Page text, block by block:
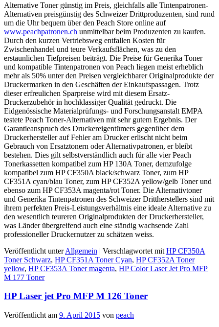
Alternative Toner günstig im Preis, gleichfalls alle Tintenpatronen-
Alternativen preisgünstig des Schweizer Drittproduzenten, sind rund
um die Uhr bequem über den Peach Store online auf
www.peachpatronen.ch unmittelbar beim Produzenten zu kaufen.
Durch den kurzen Vertriebsweg entfallen Kosten für
Zwischenhandel und teure Verkaufsflächen, was zu den
erstaunlichen Tiefpreisen beiträgt. Die Preise für Generika Toner
und kompatible Tintenpatronen von Peach liegen meist erheblich
mehr als 50% unter den Preisen vergleichbarer Originalprodukte der
Druckermarken in den Geschäften der Einkaufspassagen. Trotz
dieser erfreulichen Sparpreise wird mit diesem Ersatz-
Druckerzubehör in hochklassiger Qualität gedruckt. Die
Eidgenössische Materialprüfungs- und Forschungsanstalt EMPA
testete Peach Toner-Alternativen mit sehr gutem Ergebnis. Der
Garantieanspruch des Druckereigentümers gegenüber dem
Druckerhersteller auf Fehler am Drucker erlischt nicht beim
Gebrauch von Ersatztonern oder Alternativpatronen, er bleibt
bestehen. Dies gilt selbstverständlich auch für alle vier Peach
Tonerkassetten kompatibel zum HP 130A Toner, demzufolge
kompatibel zum HP CF350A black/schwarz Toner, zum HP
CF351A cyan/blau Toner, zum HP CF352A yellow/gelb Toner und
ebenso zum HP CF353A magenta/rot Toner. Die Alternativtoner
und Generika Tintenpatronen des Schweizer Drittherstellers sind mit
ihrem perfekten Preis-Leistungsverhältnis eine ideale Alternative zu
den wesentlich teureren Originalprodukten der Druckerhersteller,
was Länder übergreifend auch eine ständig wachsende Zahl
professioneller Druckernutzer zu schätzen weiss.
Veröffentlicht unter Allgemein | Verschlagwortet mit HP CF350A
Toner Schwarz, HP CF351A Toner Cyan, HP CF352A Toner
yellow, HP CF353A Toner magenta, HP Color Laser Jet Pro MFP
M 177 Toner
HP Laser jet Pro MFP M 126 Toner
Veröffentlicht am 9. April 2015 von peach